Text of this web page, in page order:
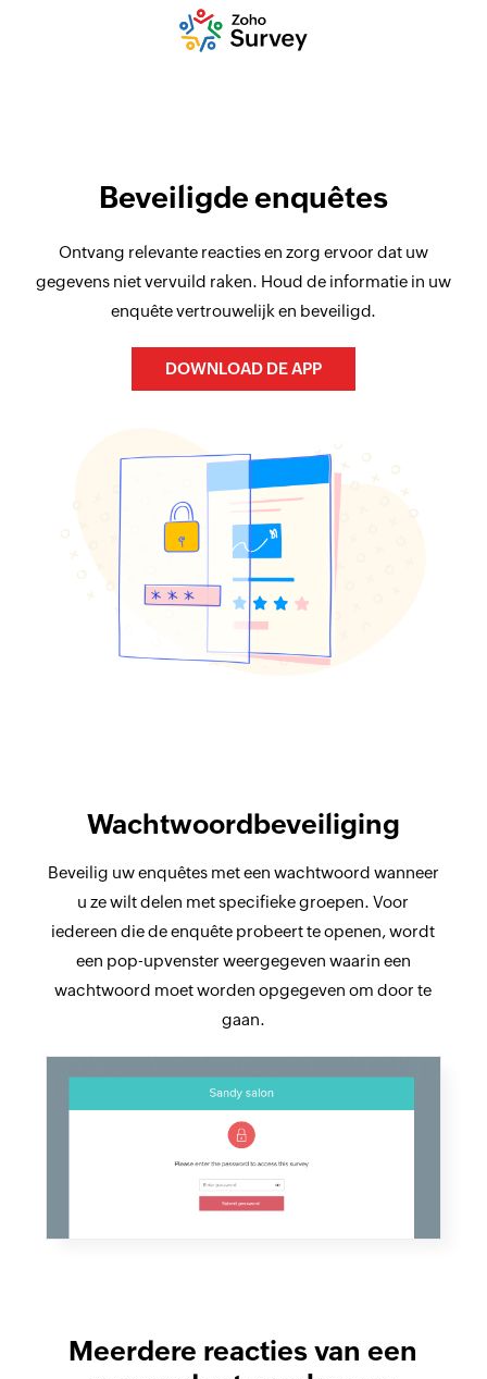
Beveiligde enquêtes
Ontvang relevante reacties en zorg ervoor dat uw
gegevens niet vervuild raken. Houd de informatie in uw
enquête vertrouwelijk en beveiligd.
DOWNLOAD DE APP
Wachtwoordbeveiliging
Beveilig uw enquêtes met een wachtwoord wanneer
u ze wilt delen met specifieke groepen. Voor
iedereen die de enquête probeert te openen, wordt
een pop-upvenster weergegeven waarin een
wachtwoord moet worden opgegeven om door te
gaan.
Meerdere reacties van een